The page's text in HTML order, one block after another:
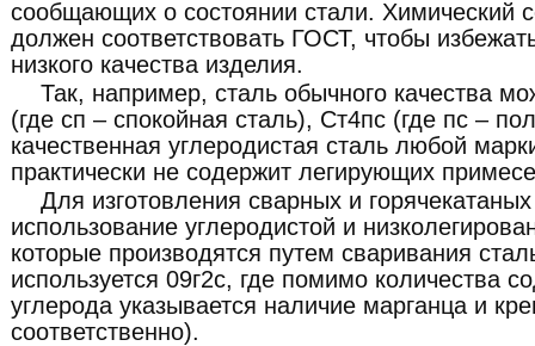
сообщающих о состоянии стали. Химический
должен соответствовать ГОСТ, чтобы
низкого качества изделия.
Так, например, сталь обычного качества
(где сп – спокойная сталь), Ст4пс (где пс –
качественная углеродистая сталь любой
практически не содержит легирующих
Для изготовления сварных и
использование углеродистой и
которые производятся путем сваривания
используется 09г2с, где помимо количества
углерода указывается наличие марганца и
соответственно).